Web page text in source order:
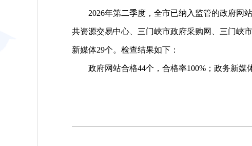
2026年第二季度，全市已纳入监管的政府网站
共资源交易中心、三门峡市政府采购网、三门峡
新媒体29个。检查结果如下：
政府网站合格44个，合格率100%；政务新媒体